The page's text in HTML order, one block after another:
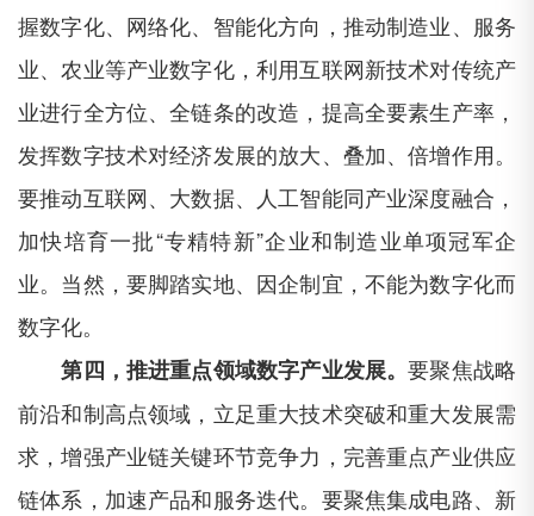
握数字化、网络化、智能化方向，推动制造业、服务
业、农业等产业数字化，利用互联网新技术对传统产
业进行全方位、全链条的改造，提高全要素生产率，
发挥数字技术对经济发展的放大、叠加、倍增作用。
要推动互联网、大数据、人工智能同产业深度融合，
加快培育一批“专精特新”企业和制造业单项冠军企
业。当然，要脚踏实地、因企制宜，不能为数字化而
数字化。
第四，推进重点领域数字产业发展。要聚焦战略
前沿和制高点领域，立足重大技术突破和重大发展需
求，增强产业链关键环节竞争力，完善重点产业供应
链体系，加速产品和服务迭代。要聚焦集成电路、新